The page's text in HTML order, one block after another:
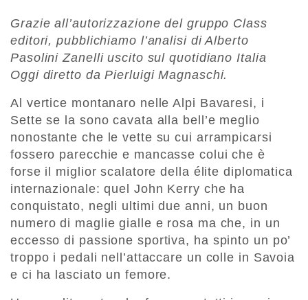
Grazie all’autorizzazione del gruppo Class
editori, pubblichiamo l’analisi di Alberto
Pasolini Zanelli uscito sul quotidiano Italia
Oggi diretto da Pierluigi Magnaschi.
Al vertice montanaro nelle Alpi Bavaresi, i
Sette se la sono cavata alla bell’e meglio
nonostante che le vette su cui arrampicarsi
fossero parecchie e mancasse colui che è
forse il miglior scalatore della élite diplomatica
internazionale: quel John Kerry che ha
conquistato, negli ultimi due anni, un buon
numero di maglie gialle e rosa ma che, in un
eccesso di passione sportiva, ha spinto un po’
troppo i pedali nell’attaccare un colle in Savoia
e ci ha lasciato un femore.